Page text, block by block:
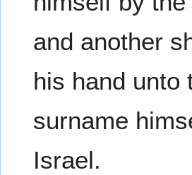
and another
his hand unto
surname
Israel.